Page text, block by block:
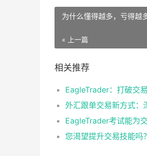
为什么懂得越多，亏得越
« 上一篇
相关推荐
EagleTrader：打破交易
外汇跟单交易新方式：
EagleTrader考试能为
您渴望提升交易技能吗？